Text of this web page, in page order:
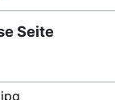
,Suche
Seite